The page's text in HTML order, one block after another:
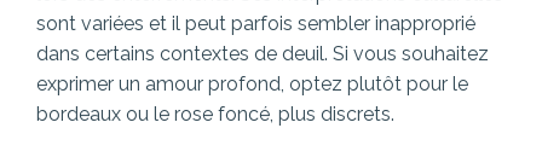
sont variées et il peut parfois sembler inapproprié
dans certains contextes de deuil. Si vous souhaitez
exprimer un amour profond, optez plutôt pour le
bordeaux ou le rose foncé, plus discrets.